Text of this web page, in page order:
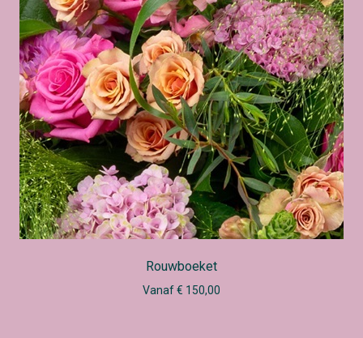
Rouwboeket
Vanaf € 150,00